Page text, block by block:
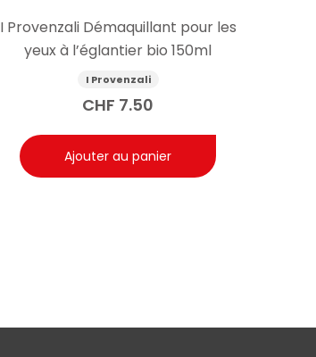
I Provenzali Démaquillant pour les
yeux à l’églantier bio 150ml
I Provenzali
CHF 7.50
Ajouter au panier